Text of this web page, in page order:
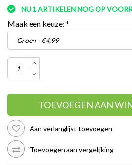
NU 1 ARTIKELEN NOG OP
Maak een keuze: *
TOEVOEGEN AAN
Aan verlanglijst toevoegen
Toevoegen aan vergelijking